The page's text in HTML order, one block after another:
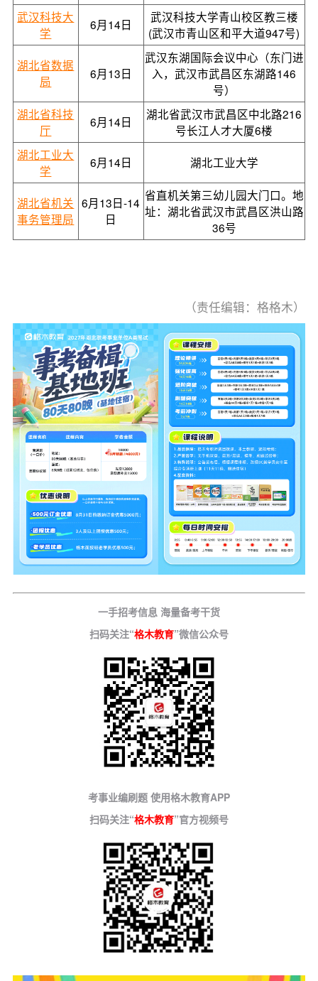
武汉科技大
学
6月14日
武汉科技大学青山校区教三楼
(武汉市青山区和平大道947号)
湖北省数据
局
6月13日
武汉东湖国际会议中心（东门进
入，武汉市武昌区东湖路146
号）
湖北省科技
厅
6月14日
湖北省武汉市武昌区中北路216
号长江人才大厦6楼
湖北工业大
学
6月14日 湖北工业大学
湖北省机关
事务管理局
6月13日-14
日
省直机关第三幼儿园大门口。地
址：湖北省武汉市武昌区洪山路
36号
（责任编辑：格格木）
一手招考信息 海量备考干货
扫码关注“格木教育”微信公众号
考事业编刷题 使用格木教育APP
扫码关注“格木教育”官方视频号